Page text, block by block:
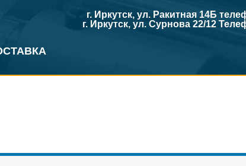
г. Иркутск, ул. Ракитная 14Б
г. Иркутск, ул. Сурнова 22/12